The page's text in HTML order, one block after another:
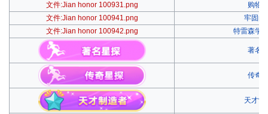
文件:Jian honor 100931.png
购物
文件:Jian honor 100941.png
牢固的
文件:Jian honor 100942.png
特雷森学
著名
传奇
天才制